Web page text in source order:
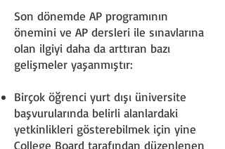
Son dönemde AP programının
önemini ve AP dersleri ile sınavlarına
olan ilgiyi daha da arttıran bazı
gelişmeler yaşanmıştır:
Birçok öğrenci yurt dışı üniversite
başvurularında belirli alanlardaki
yetkinlikleri gösterebilmek için yine
College Board tarafından düzenlenen